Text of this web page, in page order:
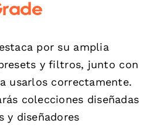
por su amplia
y filtros, junto con
usarlos correctamente.
colecciones diseñadas
y diseñadores